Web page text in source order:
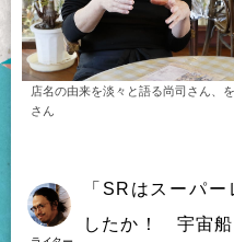
店名の由来を淡々と語る尚司さん、
さん
「 SR は ス ーパー
し たか ！ 宇宙船